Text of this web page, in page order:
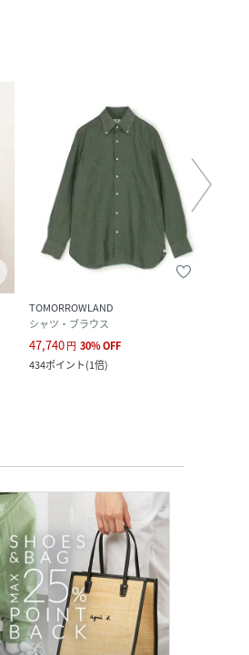
TOMORROWLAND
シャツ・ブラウス
47,740円 30%OFF
434ポイント(1倍)